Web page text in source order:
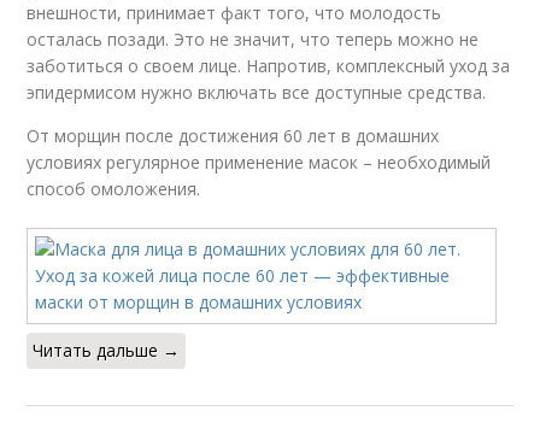
внешности, принимает факт того, что молодость
осталась позади. Это не значит, что теперь можно не
заботиться о своем лице. Напротив, комплексный уход за
эпидермисом нужно включать все доступные средства.
От морщин после достижения 60 лет в домашних
условиях регулярное применение масок – необходимый
способ омоложения.
Читать дальше →